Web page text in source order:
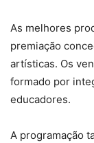
As melhores
premiação
artísticas. Os
formado por
educadores.
A programação